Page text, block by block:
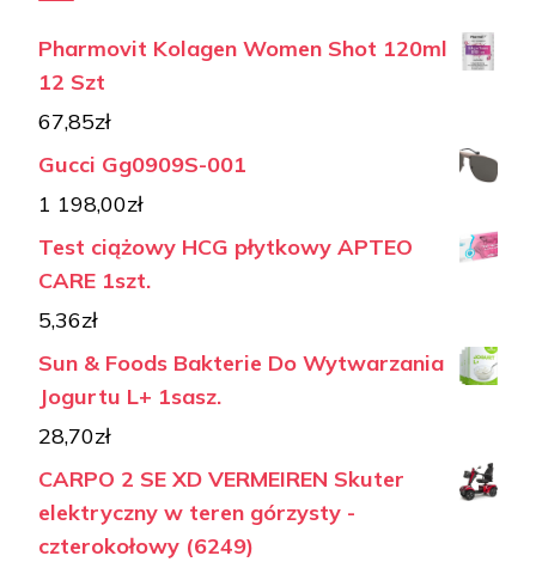
Pharmovit Kolagen Women Shot 120ml
12 Szt
67,85zł
Gucci Gg0909S-001
1 198,00zł
Test ciążowy HCG płytkowy APTEO
CARE 1szt.
5,36zł
Sun & Foods Bakterie Do Wytwarzania
Jogurtu L+ 1sasz.
28,70zł
CARPO 2 SE XD VERMEIREN Skuter
elektryczny w teren górzysty -
czterokołowy (6249)